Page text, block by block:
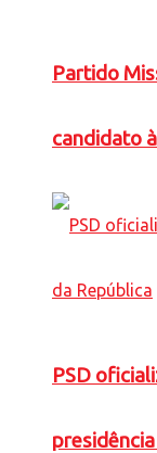
Partido
candidato
PSD